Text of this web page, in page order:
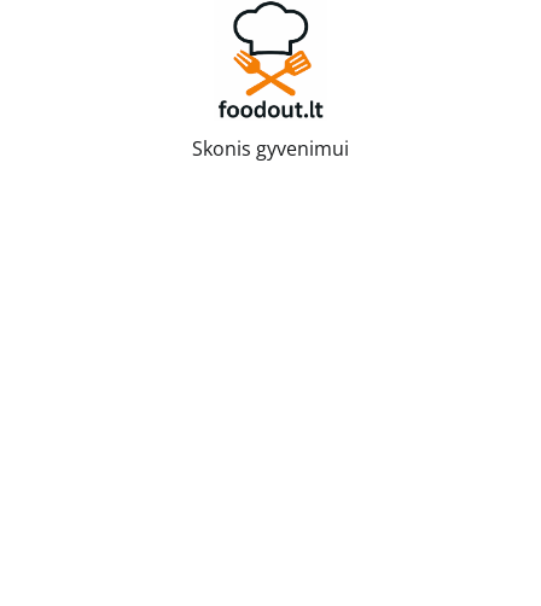
Skonis gyvenimui